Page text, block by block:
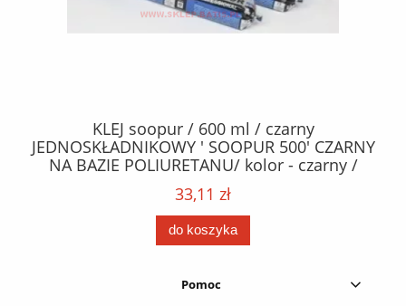
KLEJ soopur / 600 ml / czarny
JEDNOSKŁADNIKOWY ' SOOPUR 500' CZARNY
NA BAZIE POLIURETANU/ kolor - czarny /
karton 20 szt. / pistolet do kleju 307730 /
33,11 zł
do koszyka
Pomoc